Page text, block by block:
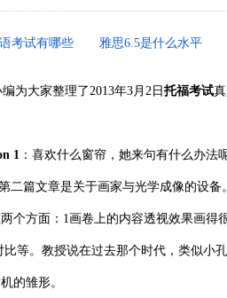
考试有哪些 雅思6.5是什么水平
编为大家整理了2013年3月2日 托福考试
1 ：喜欢什么窗帘，她来句有什么办法
第二篇文章是关于画家与光学成像的设
个方面：1画卷上的内容透视效果画得
比等。教授说在过去那个时代，类似小
的雏形。